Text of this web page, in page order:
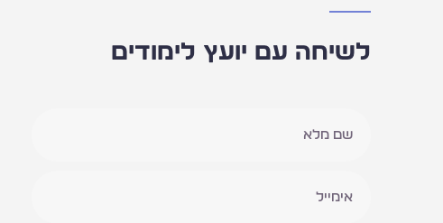
לשיחה עם יועץ לימודים